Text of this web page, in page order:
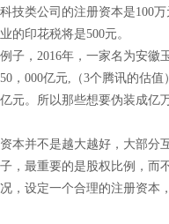
技类公司的注册资本是100
的印花税将是500元。
，2016年，一家名为安徽
，000亿元,（3个腾讯的估值
元。所以那些想要伪装成亿
并不是越大越好，大部分
，最重要的是股权比例，而
，设定一个合理的注册资本